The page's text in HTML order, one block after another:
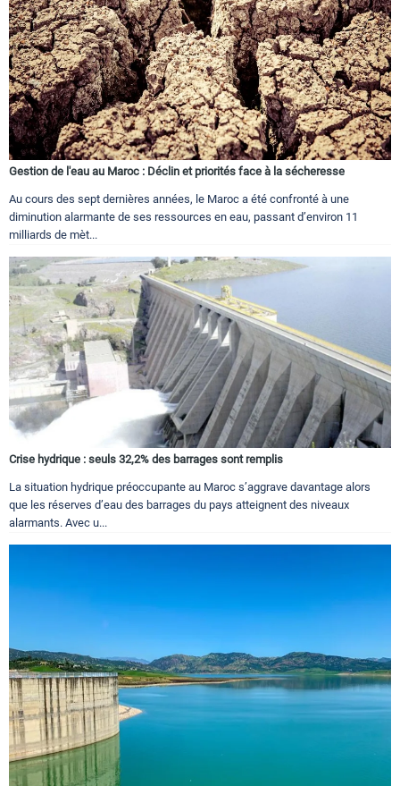
Gestion de l'eau au Maroc : Déclin et priorités face à la sécheresse
Au cours des sept dernières années, le Maroc a été confronté à une
diminution alarmante de ses ressources en eau, passant d’environ 11
milliards de mèt...
Crise hydrique : seuls 32,2% des barrages sont remplis
La situation hydrique préoccupante au Maroc s’aggrave davantage alors
que les réserves d’eau des barrages du pays atteignent des niveaux
alarmants. Avec u...